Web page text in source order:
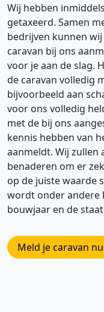
Wij hebben
getaxeerd. Samen
bedrijven kunnen
caravan bij ons
voor je aan de slag.
de caravan volledig
bijvoorbeeld aan
voor ons volledig
met de bij ons
kennis hebben van
aanmeldt. Wij
benaderen om er
op de juiste waarde
wordt onder andere
bouwjaar en de
Meld je caravan